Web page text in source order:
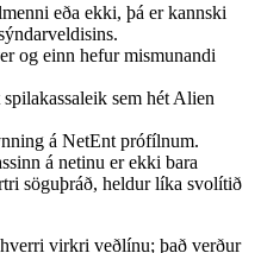
eða ekki, þá er kannski
og einn hefur mismunandi
sem hét Alien
á NetEnt prófílnum.
á netinu er ekki bara
söguþráð, heldur líka svolítið
virkri veðlínu; það verður